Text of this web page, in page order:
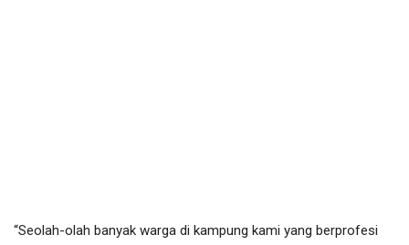
“Seolah-olah banyak warga di kampung kami yang berprofesi